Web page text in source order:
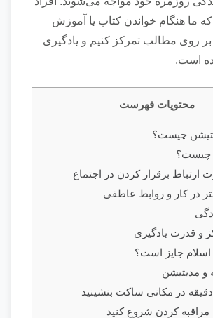
ما هنگام خواندن کتاب یا آموزش
بر روی مطالب تمرکز کنیم و یادگیری
است.
محتویات فهرست